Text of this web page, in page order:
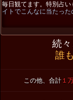
毎日観てます。特別占い
イトでこんなに当たった
続々
誰
この他、合計 １